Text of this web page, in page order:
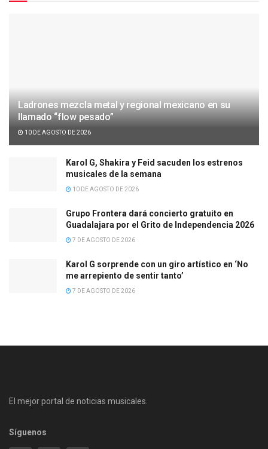
Ladrones mezcla metal y regional mexicano en su
llamado “flow pesado”
10 DE AGOSTO DE 2026
Karol G, Shakira y Feid sacuden los estrenos
musicales de la semana
10 DE AGOSTO DE 2026
Grupo Frontera dará concierto gratuito en
Guadalajara por el Grito de Independencia 2026
7 DE AGOSTO DE 2026
Karol G sorprende con un giro artístico en ‘No
me arrepiento de sentir tanto’
7 DE AGOSTO DE 2026
El mejor portal de noticias musicales.
Síguenos